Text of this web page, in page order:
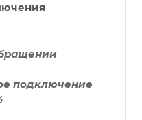
подключение